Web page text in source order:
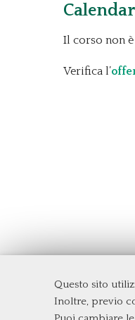
Questo sito
Inoltre, previo
Il corso non
Verifica l’